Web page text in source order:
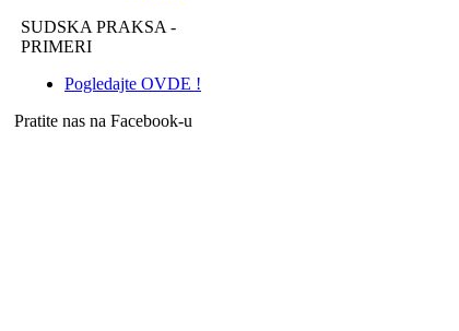
SUDSKA PRAKSA -
PRIMERI
Pogledajte OVDE !
Pratite nas na Facebook-u